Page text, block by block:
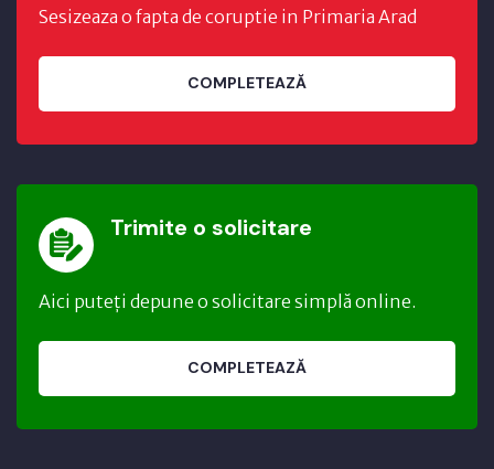
Sesizeaza o fapta de coruptie in Primaria Arad
COMPLETEAZĂ
Trimite o solicitare
Aici puteți depune o solicitare simplă online.
COMPLETEAZĂ